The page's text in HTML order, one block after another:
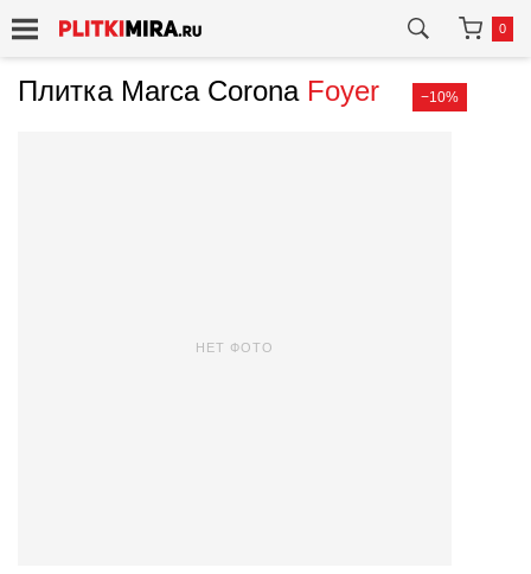
0
Плитка Marca Corona Foyer −10%
НЕТ ФОТО